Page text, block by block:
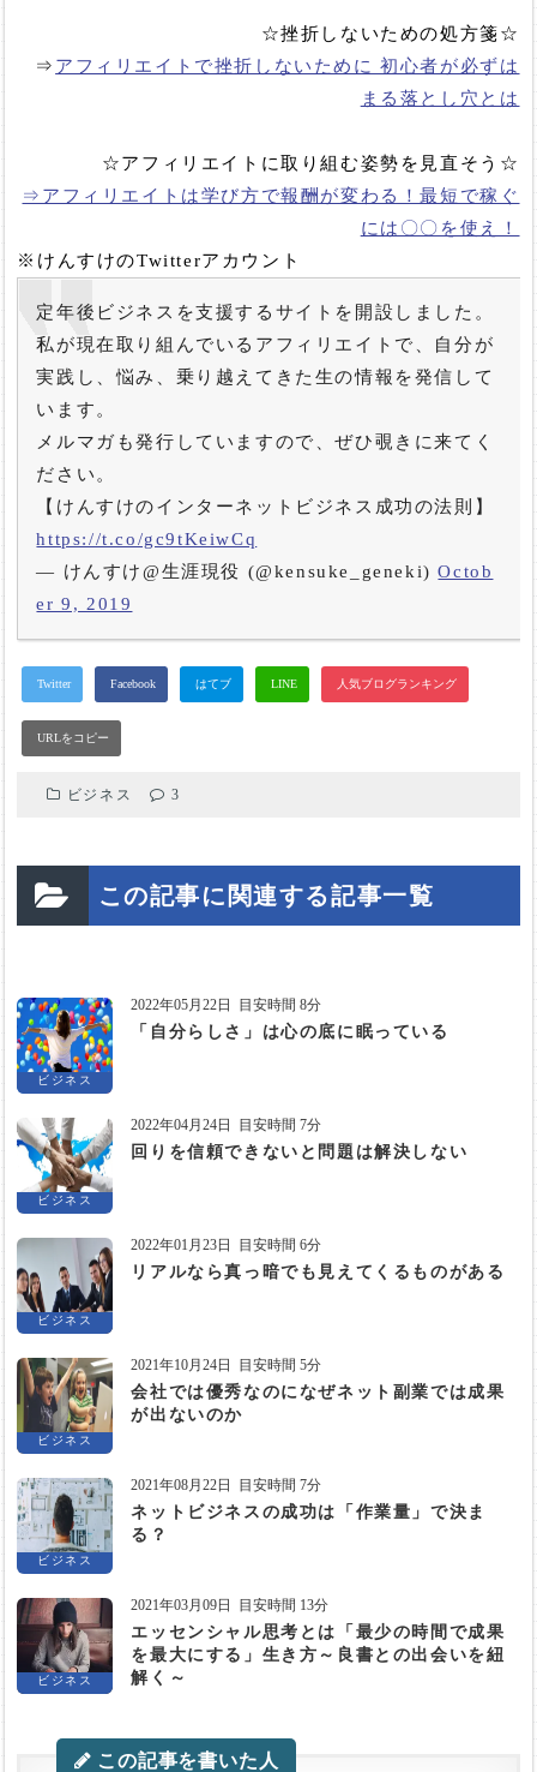
☆挫折しないための処方箋☆
⇒ アフィリエイトで挫折しないために 初心者が必ずは
まる落とし穴とは
☆アフィリエイトに取り組む姿勢を見直そう☆
⇒アフィリエイトは学び方で報酬が変わる！最短で稼ぐ
には〇〇を使え！
※けんすけのTwitterアカウント
定年後ビジネスを支援するサイトを開設しました。
私が現在取り組んでいるアフィリエイトで、自分が
実践し、悩み、乗り越えてきた生の情報を発信して
います。
メルマガも発行していますので、ぜひ覗きに来てく
ださい。
【けんすけのインターネットビジネス成功の法則】
https://t.co/gc9tKeiwCq
— けんすけ@生涯現役 (@kensuke_geneki)Octob
er 9, 2019
ビジネス 3
この記事に関連する記事一覧
ビジネス
2022年05月22日 目安時間 8分
「自分らしさ」は心の底に眠っている
ビジネス
2022年04月24日 目安時間 7分
回りを信頼できないと問題は解決しない
ビジネス
2022年01月23日 目安時間 6分
リアルなら真っ暗でも見えてくるものがある
ビジネス
2021年10月24日 目安時間 5分
会社では優秀なのになぜネット副業では成果
が出ないのか
ビジネス
2021年08月22日 目安時間 7分
ネットビジネスの成功は「作業量」で決ま
る？
ビジネス
2021年03月09日 目安時間 13分
エッセンシャル思考とは「最少の時間で成果
を最大にする」生き方～良書との出会いを紐
解く～
この記事を書いた人